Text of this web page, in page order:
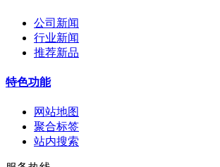
公司新闻
行业新闻
推荐新品
特色功能
网站地图
聚合标签
站内搜索